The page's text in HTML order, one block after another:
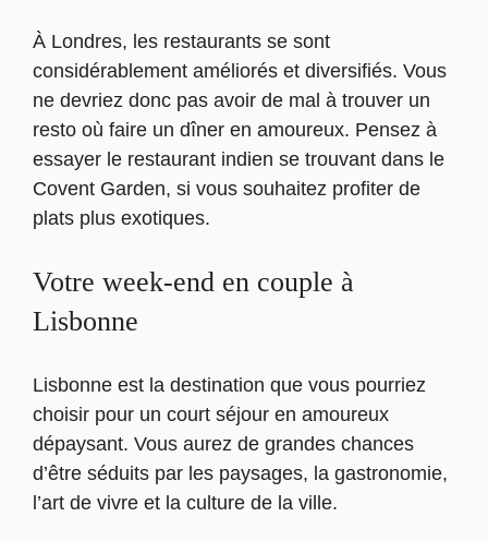
À Londres, les restaurants se sont
considérablement améliorés et diversifiés. Vous
ne devriez donc pas avoir de mal à trouver un
resto où faire un dîner en amoureux. Pensez à
essayer le restaurant indien se trouvant dans le
Covent Garden, si vous souhaitez profiter de
plats plus exotiques.
Votre week-end en couple à
Lisbonne
Lisbonne est la destination que vous pourriez
choisir pour un court séjour en amoureux
dépaysant. Vous aurez de grandes chances
d’être séduits par les paysages, la gastronomie,
l’art de vivre et la culture de la ville.